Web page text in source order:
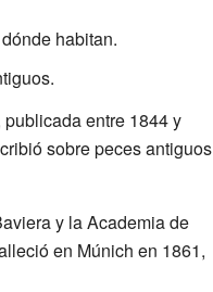
habitan.
publicada entre 1844 y
sobre peces antiguos
y la Academia de
en Múnich en 1861,